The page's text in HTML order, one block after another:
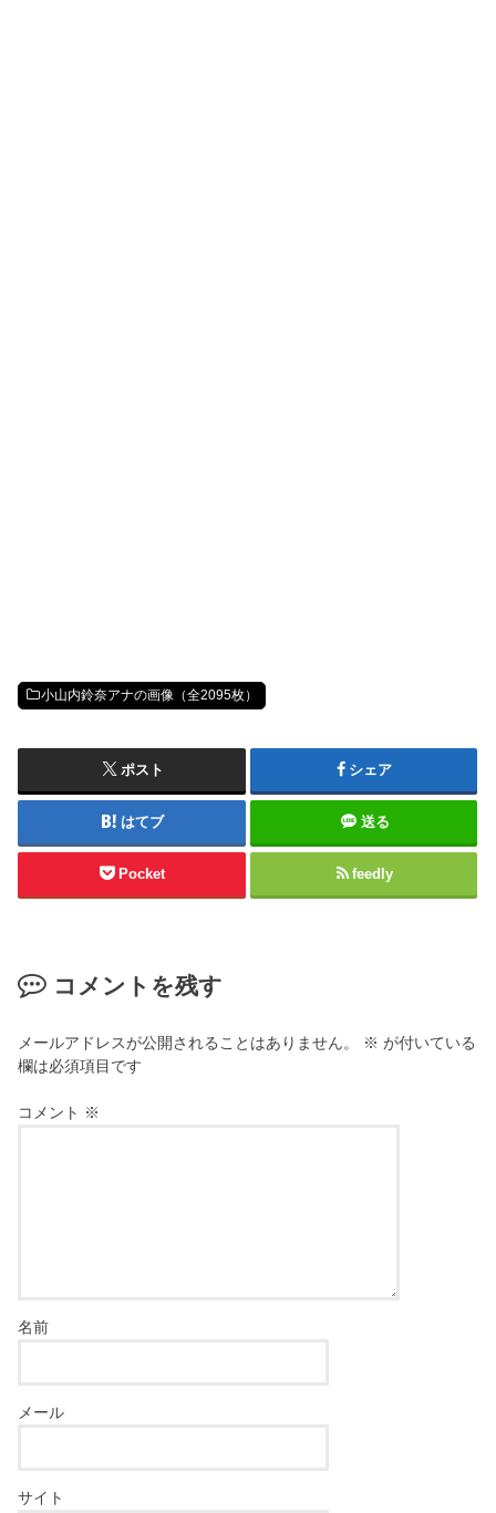
小山内鈴奈アナの画像（全2095枚）
ポスト シェア
はてブ 送る
Pocket feedly
コメントを残す
メールアドレスが公開されることはありません。 ※ が付いている
欄は必須項目です
コメント ※
名前
メール
サイト